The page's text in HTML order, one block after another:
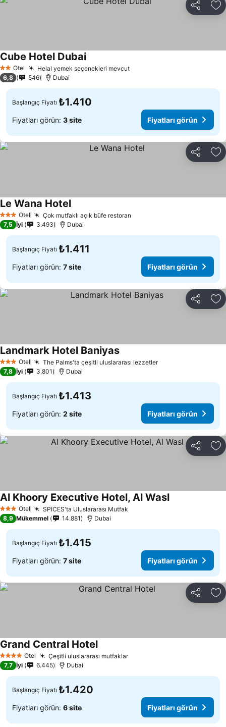
Paylaş
2 Yıldız
Otel Helal yemek seçenekleri mevcutFiyatları görün
Cube Hotel DubaiFiyatları görün
6,8 546 Dubai
Başlangıç Fiyatı ₺1.410
Fiyatları görün: 3 site Fiyatları görün
Paylaş
3 YıldızOtel Çok mutfaklı açık büfe restoran
Le Wana HotelFiyatları görün
7,5 İyi 3.493 Dubai
Başlangıç Fiyatı ₺1.411
Fiyatları görün: 7 site Fiyatları görün
Paylaş
3 YıldızOtel The Palms'ta çeşitli uluslararası lezzetlerFiyatları görün
Landmark Hotel BaniyasFiyatları görün
7,8 İyi 3.801 Dubai
Başlangıç Fiyatı ₺1.413
Fiyatları görün: 2 site Fiyatları görün
Paylaş
3 YıldızOtel SPICES'ta Uluslararası Mutfak
Al Khoory Executive Hotel, Al WaslFiyatları görün
8,9 Mükemmel 14.881 Dubai
Başlangıç Fiyatı ₺1.415
Fiyatları görün: 7 site Fiyatları görün
Paylaş
4 Yıldız Otel Çeşitli uluslararası mutfaklarFiyatları görün
Grand Central HotelFiyatları görün
7,7 İyi 6.445 Dubai
Başlangıç Fiyatı ₺1.420
Fiyatları görün: 6 site Fiyatları görün